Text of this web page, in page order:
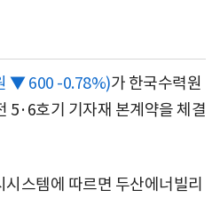
▼ 600 -0.78%)가 한국수력원
5·6호기 기자재 본계약을 체결
스템에 따르면 두산에너빌리